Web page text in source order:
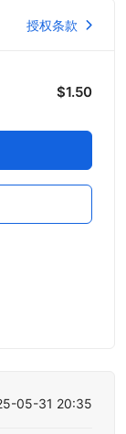
授权条款
$1.50
05-31 20:35